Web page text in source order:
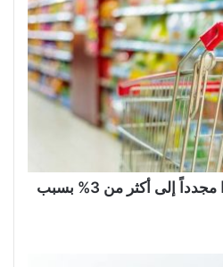
ارتفاع التضخم في هولندا مجدداً إلى أكثر من 3% بسبب